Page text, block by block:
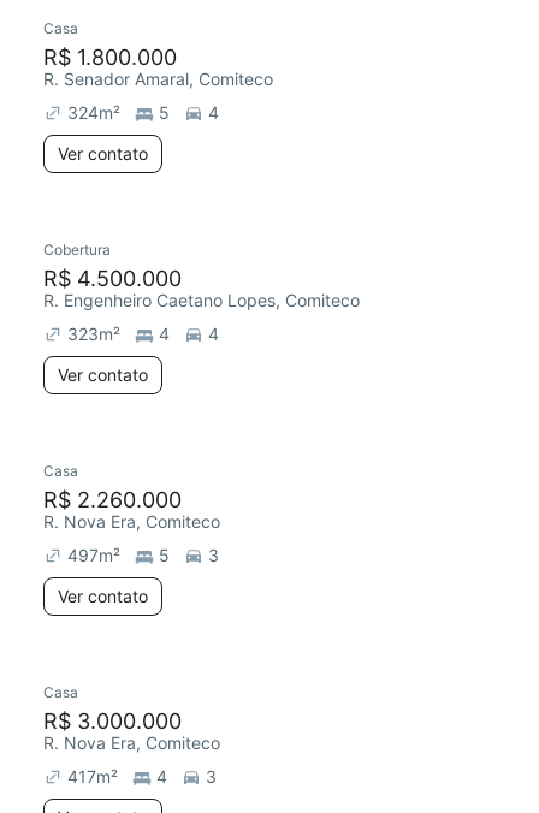
Casa
R$ 1.800.000
R. Senador Amaral, Comiteco
324m² 5
4
Ver contato
Cobertura
R$ 4.500.000
R. Engenheiro Caetano Lopes, Comiteco
323m² 4
4
Ver contato
Casa
R$ 2.260.000
R. Nova Era, Comiteco
497m² 5
3
Ver contato
Casa
R$ 3.000.000
R. Nova Era, Comiteco
417m² 4
3